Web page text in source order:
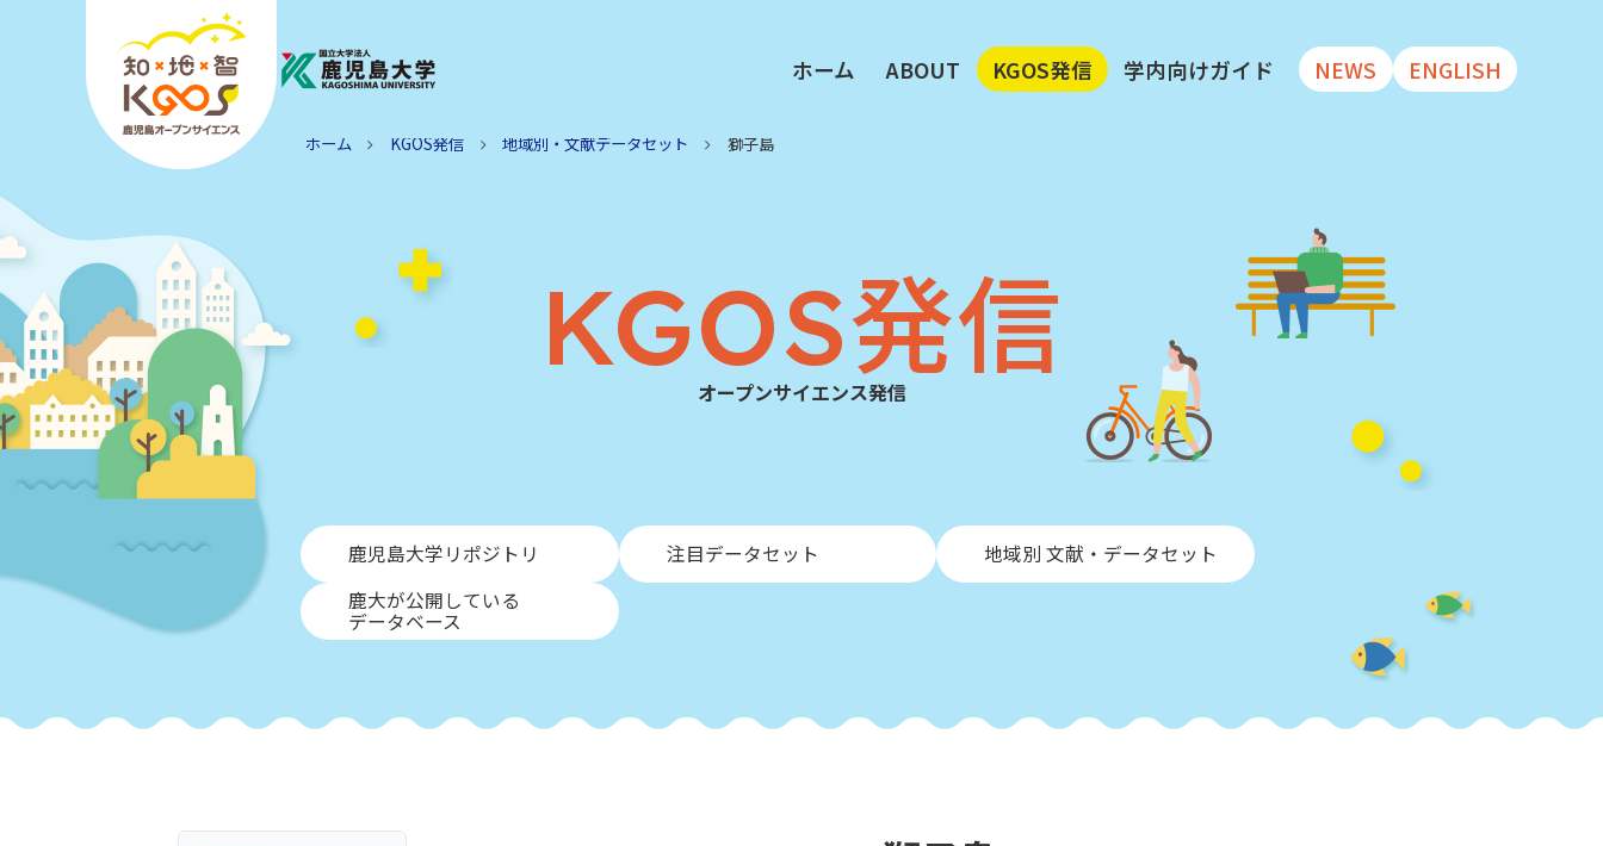
ホーム ABOUT KGOS発信 学内向けガイド NEWS ENGLISH
ホーム KGOS発信 地域別・文献データセット 獅子島
KGOS発信
オープンサイエンス発信
鹿児島大学リポジトリ 注目データセット
地域別 文献・データセット
鹿大が公開している
データベース